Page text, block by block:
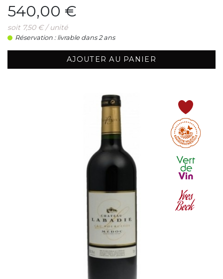
Prix
540,00 €
soit 7,50 € / unité
Réservation : livrable dans 2 ans
AJOUTER AU PANIER